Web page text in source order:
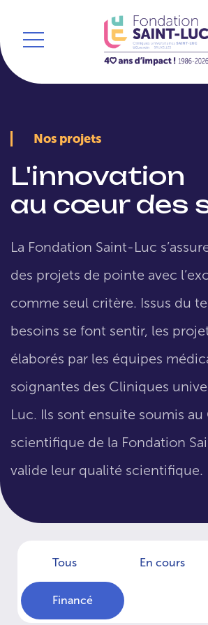
Nos projets
L'innovation
au cœur des
La Fondation Saint-Luc
des projets de pointe avec
comme seul critère. Issus du
besoins se font sentir, les
élaborés par les équipes
soignantes des Cliniques
Luc. Ils sont ensuite soumis au
scientifique de la Fondation
valide leur qualité scientifique.
Tous En cours
Financé